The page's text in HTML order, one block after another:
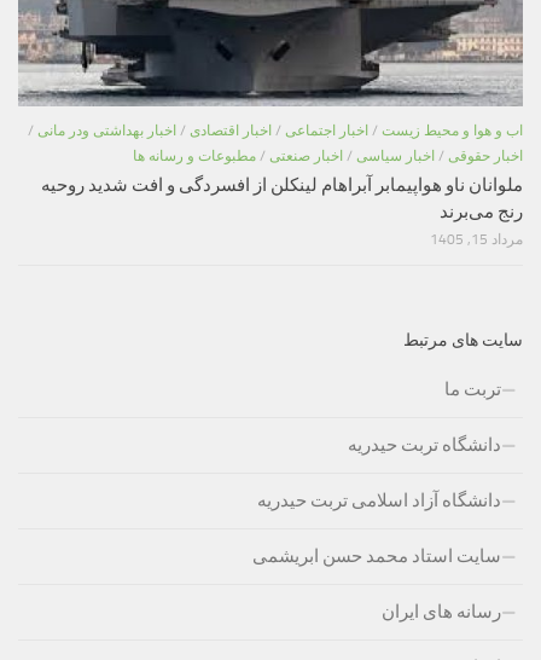
اب و هوا و محیط زیست / اخبار اجتماعی / اخبار اقتصادی / اخبار بهداشتی ودر مانی /
اخبار حقوقی / اخبار سیاسی / اخبار صنعتی / مطبوعات و رسانه ها
ملوانان ناو هواپیمابر آبراهام لینکلن از افسردگی و افت شدید روحیه
رنج می‌برند
مرداد 15, 1405
سایت های مرتبط
تربت ما
دانشگاه تربت حیدریه
دانشگاه آزاد اسلامی تربت حیدریه
سایت استاد محمد حسن ابریشمی
رسانه های ایران